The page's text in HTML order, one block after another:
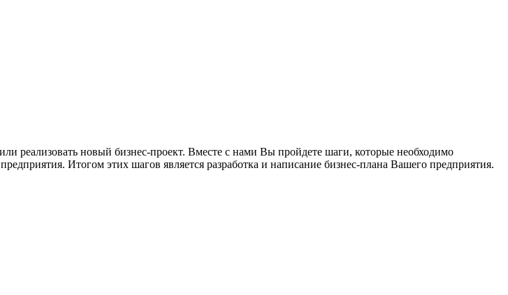
реализовать новый бизнес-проект. Вместе с нами Вы пройдете шаги, которые необходимо
Итогом этих шагов является разработка и написание бизнес-плана Вашего предприятия.